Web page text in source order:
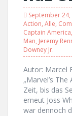
September 24,
Action, Alle,
Captain America,
Man, Jeremy
Downey Jr.
Autor: Marcel
„Marvel’s
Zeit, bis das
erneut Joss
war dennoch